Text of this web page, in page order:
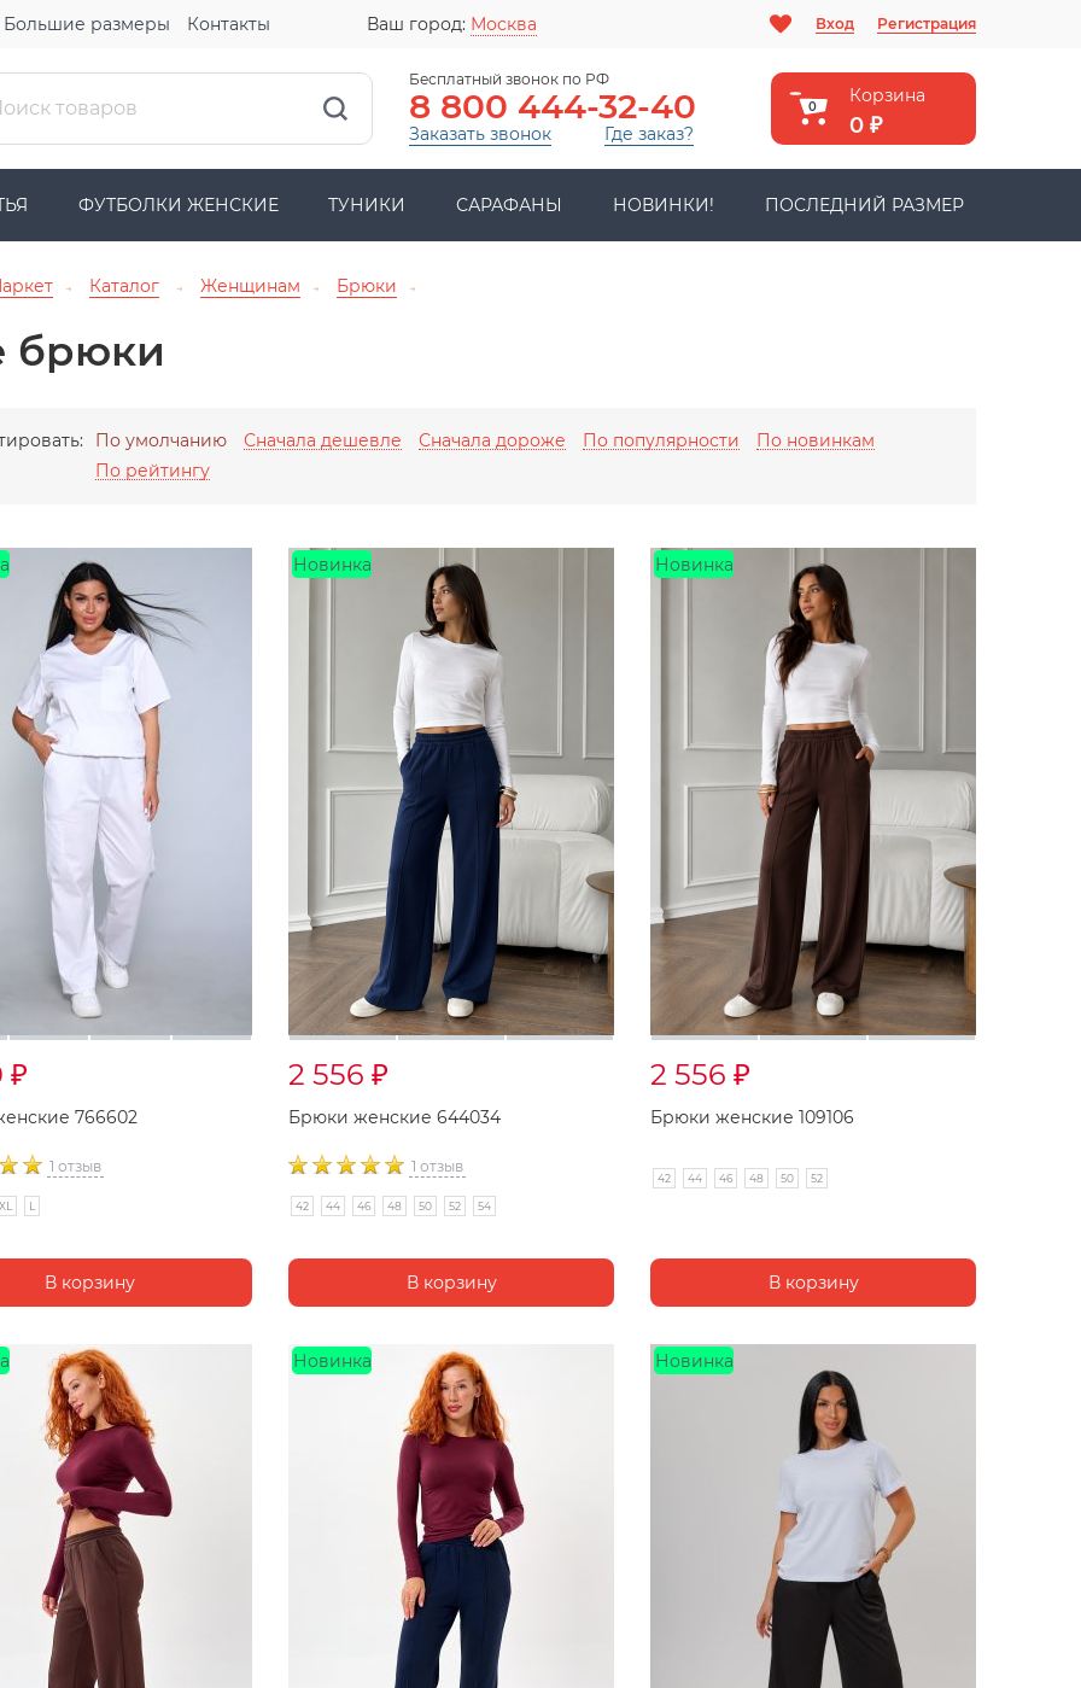
Большие размеры Контакты Ваш город: Москва Вход Регистрация
Бесплатный звонок по РФ
8 800 444-32-40
Заказать звонок Где заказ?
Корзина
0
0 ₽
ФУТБОЛКИ ЖЕНСКИЕ ТУНИКИ САРАФАНЫ НОВИНКИ! ПОСЛЕДНИЙ РАЗМЕР
→ Каталог → Женщинам → Брюки →
брюки
По умолчанию Сначала дешевле Сначала дороже По популярности
По новинкам
По рейтингу
₽
766602
1 отзыв
XL L
Новинка
2 556 ₽
Брюки женские 644034
1 отзыв
42 44 46 48 50 52 54
Новинка
2 556 ₽
Брюки женские 109106
42 44 46 48 50 52
Новинка Новинка